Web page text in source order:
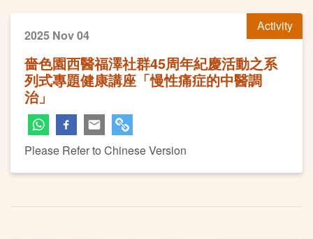
Activity
2025 Nov 04
嗇色園西醫福澤社群45周年紀慶活動之系
列式專題健康講座「慢性痛症的中醫調
治」
Please Refer to Chinese Version